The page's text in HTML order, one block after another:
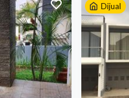
Dijual